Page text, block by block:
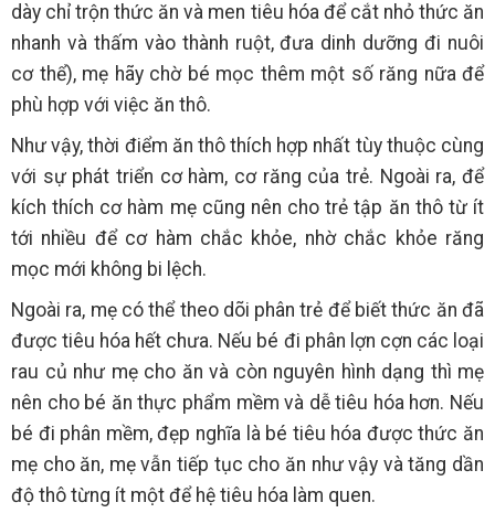
dày chỉ trộn thức ăn và men tiêu hóa để cắt nhỏ thức ăn
nhanh và thấm vào thành ruột, đưa dinh dưỡng đi nuôi
cơ thể), mẹ hãy chờ bé mọc thêm một số răng nữa để
phù hợp với việc ăn thô.
Như vậy, thời điểm ăn thô thích hợp nhất tùy thuộc cùng
với sự phát triển cơ hàm, cơ răng của trẻ. Ngoài ra, để
kích thích cơ hàm mẹ cũng nên cho trẻ tập ăn thô từ ít
tới nhiều để cơ hàm chắc khỏe, nhờ chắc khỏe răng
mọc mới không bi lệch.
Ngoài ra, mẹ có thể theo dõi phân trẻ để biết thức ăn đã
được tiêu hóa hết chưa. Nếu bé đi phân lợn cợn các loại
rau củ như mẹ cho ăn và còn nguyên hình dạng thì mẹ
nên cho bé ăn thực phẩm mềm và dễ tiêu hóa hơn. Nếu
bé đi phân mềm, đẹp nghĩa là bé tiêu hóa được thức ăn
mẹ cho ăn, mẹ vẫn tiếp tục cho ăn như vậy và tăng dần
độ thô từng ít một để hệ tiêu hóa làm quen.